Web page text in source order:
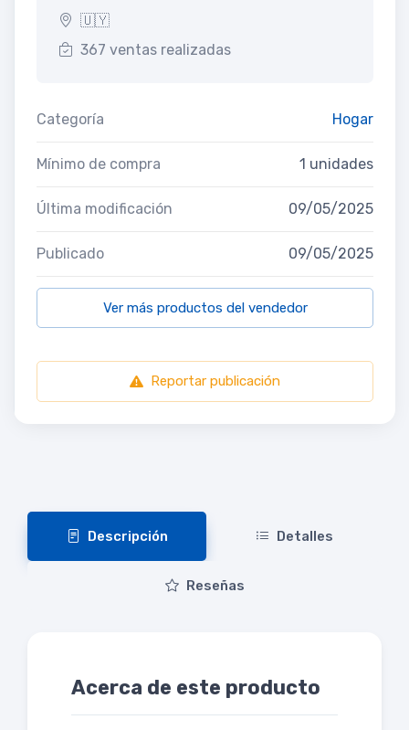
🇺🇾
367 ventas realizadas
Categoría Hogar
Mínimo de compra 1 unidades
Última modificación 09/05/2025
Publicado 09/05/2025
Ver más productos del vendedor
Reportar publicación
Descripción Detalles
Reseñas
Acerca de este producto